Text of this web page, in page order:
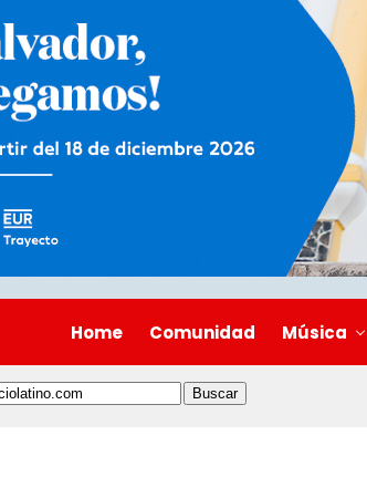
Home Comunidad Música